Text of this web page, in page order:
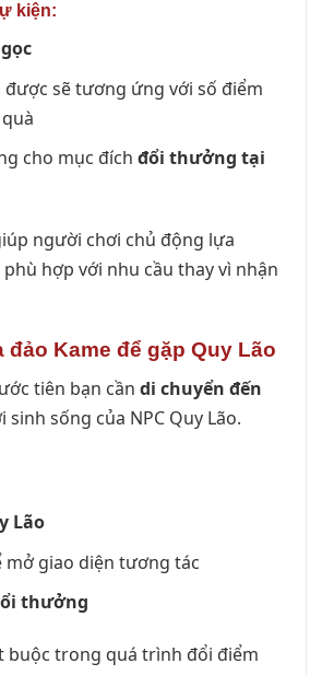
kiện:
được sẽ tương ứng với số điểm
cho mục đích đổi thưởng tại
người chơi chủ động lựa
hợp với nhu cầu thay vì nhận
đảo Kame để gặp Quy Lão
tiên bạn cần di chuyển đến
sinh sống của NPC Quy Lão.
Lão
mở giao diện tương tác
thưởng
buộc trong quá trình đổi điểm